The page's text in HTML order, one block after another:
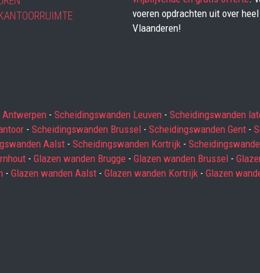
voeren opdrachten uit over heel
Vlaanderen!
Antwerpen - Scheidingswanden Leuven - Scheidingswanden
- Scheidingswanden Brussel - Scheidingswanden Gent -
Aalst - Scheidingswanden Kortrijk -
- Glazen wanden Brugge - Glazen wanden Brussel -
- Glazen wanden Aalst - Glazen wanden Kortrijk - Glazen